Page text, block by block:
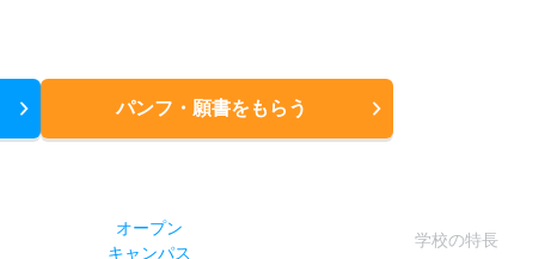
パンフ・願書をもらう
オープン
キャンパス
学校の特長